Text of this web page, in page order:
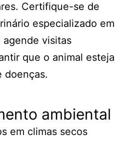
Certifique-se de
especializado em
agende visitas
que o animal esteja
doenças.
ambiental
em climas secos